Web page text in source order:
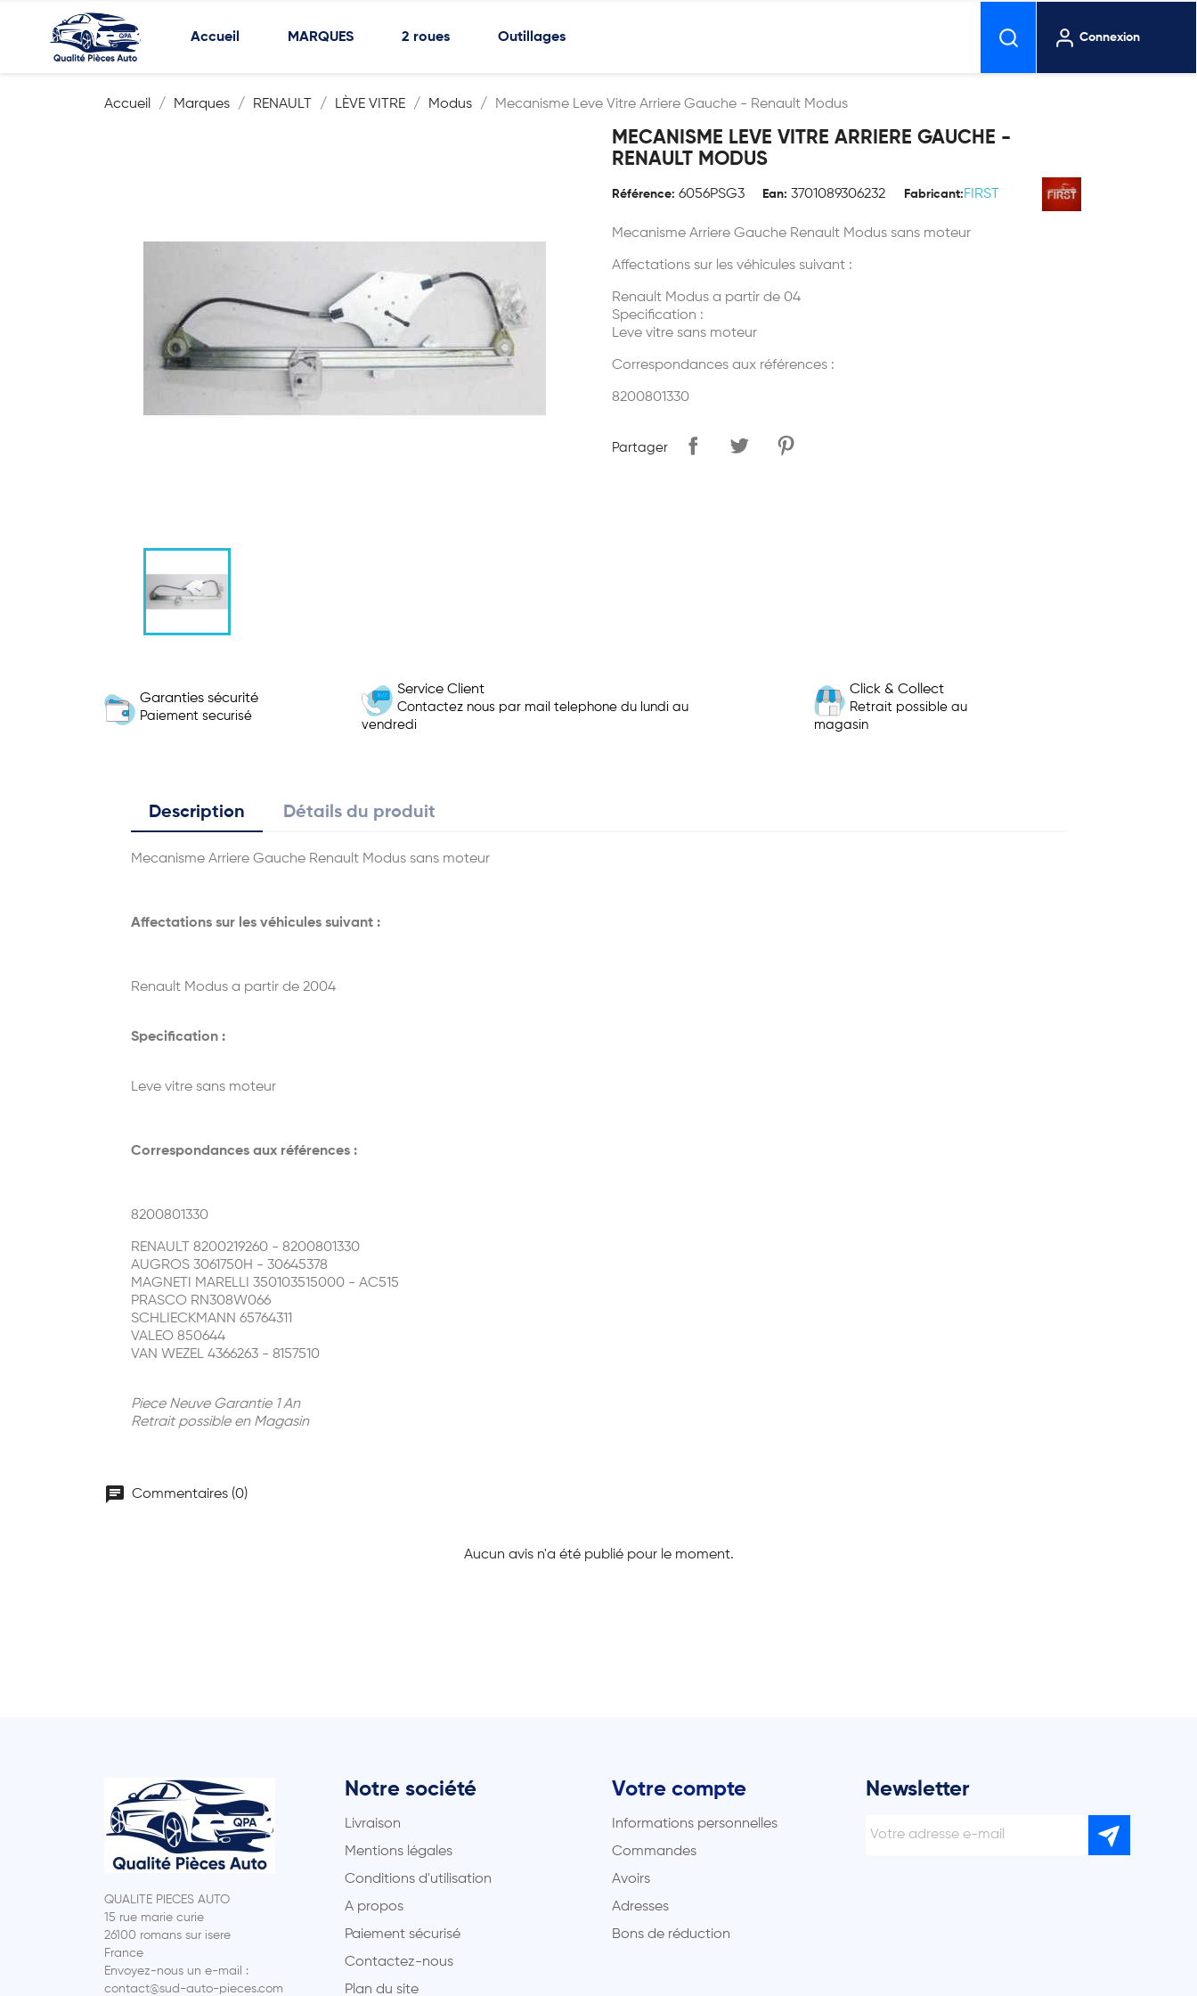
Accueil MARQUES 2 roues Outillages Connexion
Accueil Marques RENAULT LÈVE VITRE Modus Mecanisme Leve Vitre Arriere Gauche - Renault Modus
MECANISME LEVE VITRE ARRIERE GAUCHE -
RENAULT MODUS
Référence: 6056PSG3 Ean: 3701089306232 Fabricant: FIRST
Mecanisme Arriere Gauche Renault Modus sans moteur
Affectations sur les véhicules suivant :
Renault Modus a partir de 04
Specification :
Leve vitre sans moteur
Correspondances aux références :
8200801330
Partager
Garanties sécurité
Paiement securisé
Service Client
Contactez nous par mail telephone du lundi au
vendredi
Click & Collect
Retrait possible au
magasin
Description Détails du produit
Mecanisme Arriere Gauche Renault Modus sans moteur
Affectations sur les véhicules suivant :
Renault Modus a partir de 2004
Specification :
Leve vitre sans moteur
Correspondances aux références :
8200801330
RENAULT 8200219260 - 8200801330
AUGROS 3061750H - 30645378
MAGNETI MARELLI 350103515000 - AC515
PRASCO RN308W066
SCHLIECKMANN 65764311
VALEO 850644
VAN WEZEL 4366263 - 8157510
Piece Neuve Garantie 1 An
Retrait possible en Magasin
chat Commentaires (0)
Aucun avis n'a été publié pour le moment.
QUALITE PIECES AUTO
15 rue marie curie
26100 romans sur isere
France
Envoyez-nous un e-mail :
contact@sud-auto-pieces.com
Notre société
Livraison
Mentions légales
Conditions d'utilisation
A propos
Paiement sécurisé
Contactez-nous
Plan du site
Votre compte
Informations personnelles
Commandes
Avoirs
Adresses
Bons de réduction
Newsletter